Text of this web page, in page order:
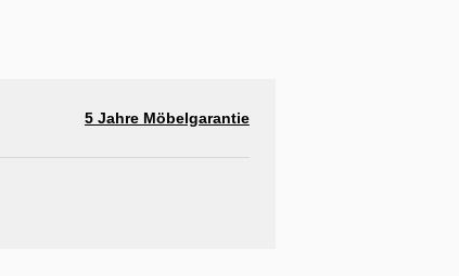
5 Jahre Möbelgarantie